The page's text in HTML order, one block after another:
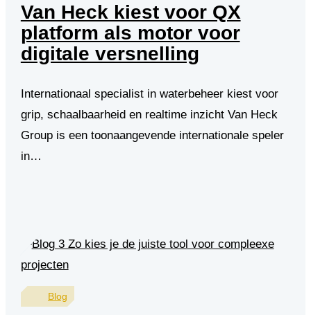
Van Heck kiest voor QX
platform als motor voor
digitale versnelling
Internationaal specialist in waterbeheer kiest voor
grip, schaalbaarheid en realtime inzicht Van Heck
Group is een toonaangevende internationale speler
in…
Blog